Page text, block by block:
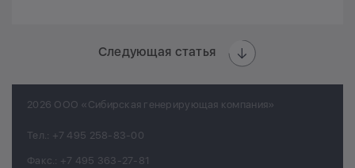
Следующая статья
2026 ООО «Сибирская генерирующая компания»
Тел.: +7 495 258-83-00
Факс.: +7 495 363-27-81